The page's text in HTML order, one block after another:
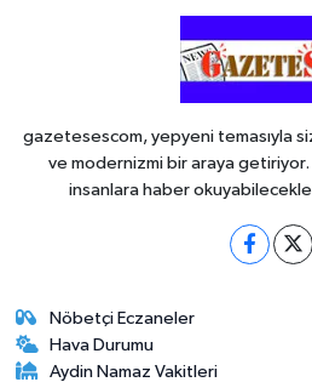
gazetesescom, yepyeni temasıyla
ve modernizmi bir araya getiriyor.
insanlara haber
Nöbetçi Eczaneler
Hava Durumu
Aydin Namaz Vakitleri